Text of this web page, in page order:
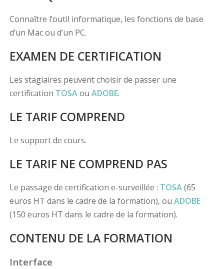
Connaître l’outil informatique, les fonctions de base
d’un Mac ou d’un PC.
EXAMEN DE CERTIFICATION
Les stagiaires peuvent choisir de passer une
certification TOSAou ADOBE.
LE TARIF COMPREND
Le support de cours.
LE TARIF NE COMPREND PAS
Le passage de certification e-surveillée : TOSA(65
euros HT dans le cadre de la formation), ou ADOBE
(150 euros HT dans le cadre de la formation).
CONTENU DE LA FORMATION
Interface